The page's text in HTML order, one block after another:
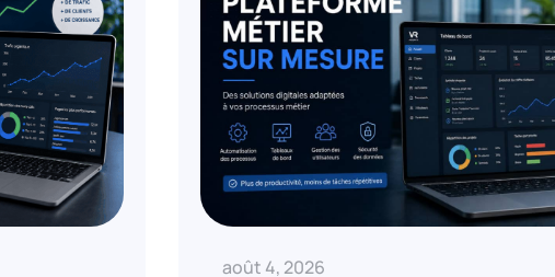
août 4, 2026